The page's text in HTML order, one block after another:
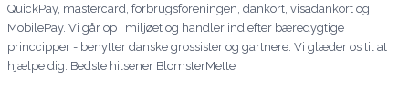
QuickPay, mastercard, forbrugsforeningen, dankort, visadankort og
MobilePay. Vi går op i miljøet og handler ind efter bæredygtige
princcipper - benytter danske grossister og gartnere. Vi glæder os til at
hjælpe dig. Bedste hilsener BlomsterMette